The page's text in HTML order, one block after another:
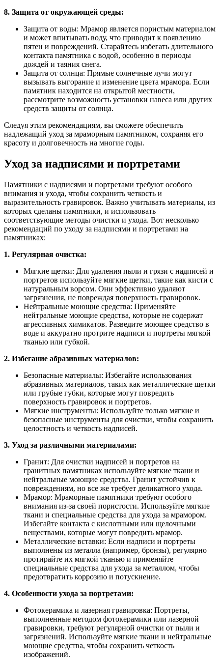
8. Защита от окружающей среды:
Защита от воды: Мрамор является пористым материалом
и может впитывать воду, что приводит к появлению
пятен и повреждений. Старайтесь избегать длительного
контакта памятника с водой, особенно в периоды
дождей и таяния снега.
Защита от солнца: Прямые солнечные лучи могут
вызывать выгорание и изменение цвета мрамора. Если
памятник находится на открытой местности,
рассмотрите возможность установки навеса или других
средств защиты от солнца.
Следуя этим рекомендациям, вы сможете обеспечить
надлежащий уход за мраморным памятником, сохраняя его
красоту и долговечность на многие годы.
Уход за надписями и портретами
Памятники с надписями и портретами требуют особого
внимания и ухода, чтобы сохранить четкость и
выразительность гравировок. Важно учитывать материалы, из
которых сделаны памятники, и использовать
соответствующие методы очистки и ухода. Вот несколько
рекомендаций по уходу за надписями и портретами на
памятниках:
1. Регулярная очистка:
Мягкие щетки: Для удаления пыли и грязи с надписей и
портретов используйте мягкие щетки, такие как кисти с
натуральным ворсом. Они эффективно удаляют
загрязнения, не повреждая поверхность гравировок.
Нейтральные моющие средства: Применяйте
нейтральные моющие средства, которые не содержат
агрессивных химикатов. Разведите моющее средство в
воде и аккуратно протрите надписи и портреты мягкой
тканью или губкой.
2. Избегание абразивных материалов:
Безопасные материалы: Избегайте использования
абразивных материалов, таких как металлические щетки
или грубые губки, которые могут повредить
поверхность гравировок и портретов.
Мягкие инструменты: Используйте только мягкие и
безопасные инструменты для очистки, чтобы сохранить
целостность и четкость надписей.
3. Уход за различными материалами:
Гранит: Для очистки надписей и портретов на
гранитных памятниках используйте мягкие ткани и
нейтральные моющие средства. Гранит устойчив к
повреждениям, но все же требует деликатного ухода.
Мрамор: Мраморные памятники требуют особого
внимания из-за своей пористости. Используйте мягкие
ткани и специальные средства для ухода за мрамором.
Избегайте контакта с кислотными или щелочными
веществами, которые могут повредить мрамор.
Металлические вставки: Если надписи и портреты
выполнены из металла (например, бронзы), регулярно
протирайте их мягкой тканью и применяйте
специальные средства для ухода за металлом, чтобы
предотвратить коррозию и потускнение.
4. Особенности ухода за портретами:
Фотокерамика и лазерная гравировка: Портреты,
выполненные методом фотокерамики или лазерной
гравировки, требуют регулярной очистки от пыли и
загрязнений. Используйте мягкие ткани и нейтральные
моющие средства, чтобы сохранить четкость
изображений.